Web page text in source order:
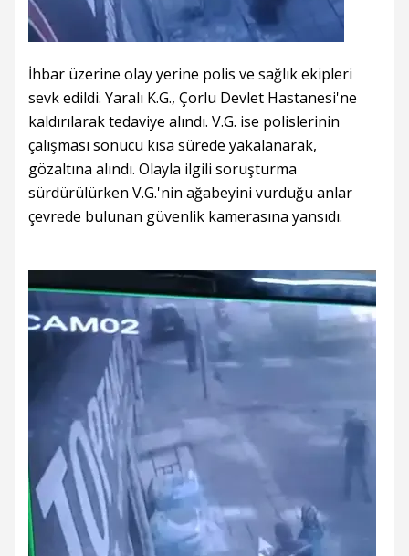
İhbar üzerine olay yerine polis ve sağlık ekipleri
sevk edildi. Yaralı K.G., Çorlu Devlet Hastanesi'ne
kaldırılarak tedaviye alındı. V.G. ise polislerinin
çalışması sonucu kısa sürede yakalanarak,
gözaltına alındı. Olayla ilgili soruşturma
sürdürülürken V.G.'nin ağabeyini vurduğu anlar
çevrede bulunan güvenlik kamerasına yansıdı.